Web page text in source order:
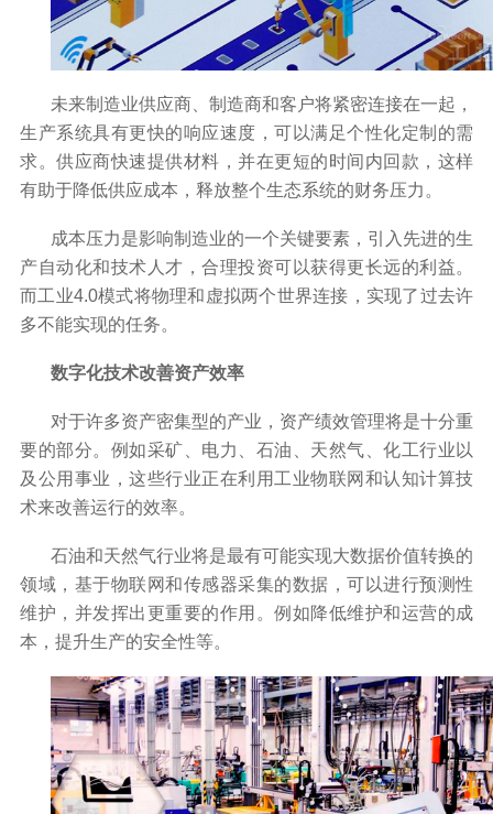
未来制造业供应商、制造商和客户将紧密连接在一起，
生产系统具有更快的响应速度，可以满足个性化定制的需
求。供应商快速提供材料，并在更短的时间内回款，这样
有助于降低供应成本，释放整个生态系统的财务压力。
成本压力是影响制造业的一个关键要素，引入先进的生
产自动化和技术人才，合理投资可以获得更长远的利益。
而工业4.0模式将物理和虚拟两个世界连接，实现了过去许
多不能实现的任务。
数字化技术改善资产效率
对于许多资产密集型的产业，资产绩效管理将是十分重
要的部分。例如采矿、电力、石油、天然气、化工行业以
及公用事业，这些行业正在利用工业物联网和认知计算技
术来改善运行的效率。
石油和天然气行业将是最有可能实现大数据价值转换的
领域，基于物联网和传感器采集的数据，可以进行预测性
维护，并发挥出更重要的作用。例如降低维护和运营的成
本，提升生产的安全性等。